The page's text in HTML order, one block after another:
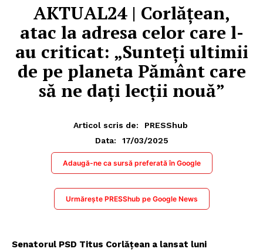
AKTUAL24 | Corlățean,
atac la adresa celor care l-
au criticat: „Sunteți ultimii
de pe planeta Pământ care
să ne dați lecții nouă”
Articol scris de:
PRESShub
Data:
17/03/2025
Adaugă-ne ca sursă preferată în Google
Urmărește PRESShub pe Google News
Senatorul PSD Titus Corlățean a lansat luni